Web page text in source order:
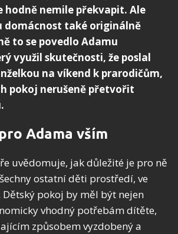
hodně nemile překvapit. Ale
domácnost také originálně
to se povedlo Adamu
využil skutečnosti, že poslal
na víkend k prarodičům,
pokoj nerušeně přetvořit
Adama vším
uvědomuje, jak důležité je pro ně
ostatní děti prostředí, ve
pokoj by měl být nejen
vhodný potřebám dítěte,
způsobem vyzdobený a